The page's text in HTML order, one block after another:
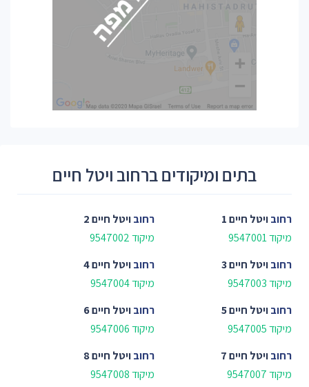
בתים ומיקודים ברחוב ויטל חיים
רחובויטל חיים 1
מיקוד 9547001
רחובויטל חיים 2
מיקוד 9547002
רחובויטל חיים 3
מיקוד 9547003
רחובויטל חיים 4
מיקוד 9547004
רחובויטל חיים 5
מיקוד 9547005
רחובויטל חיים 6
מיקוד 9547006
רחובויטל חיים 7
מיקוד 9547007
רחובויטל חיים 8
מיקוד 9547008